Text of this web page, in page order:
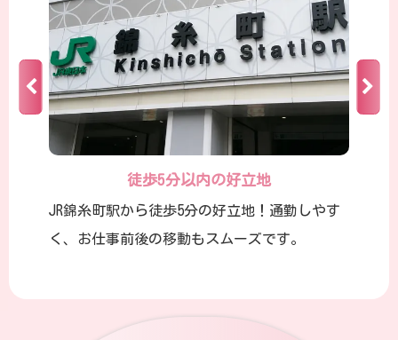
徒歩5分以内の好立地
JR錦糸町駅から徒歩5分の好立地！通勤しやす
く、お仕事前後の移動もスムーズです。